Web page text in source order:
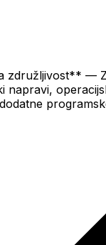
združljivost** —
napravi,